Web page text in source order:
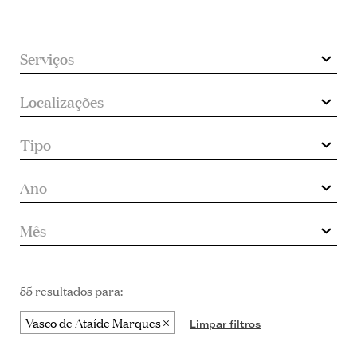
55 resultados para:
Vasco de Ataíde Marques
Limpar filtros